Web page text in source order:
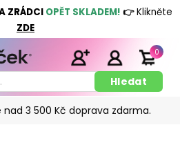
ZRÁDCI OPĚT SKLADEM! 👉Klikněte
ZDE
nad 3 500 Kč doprava zdarma.
0